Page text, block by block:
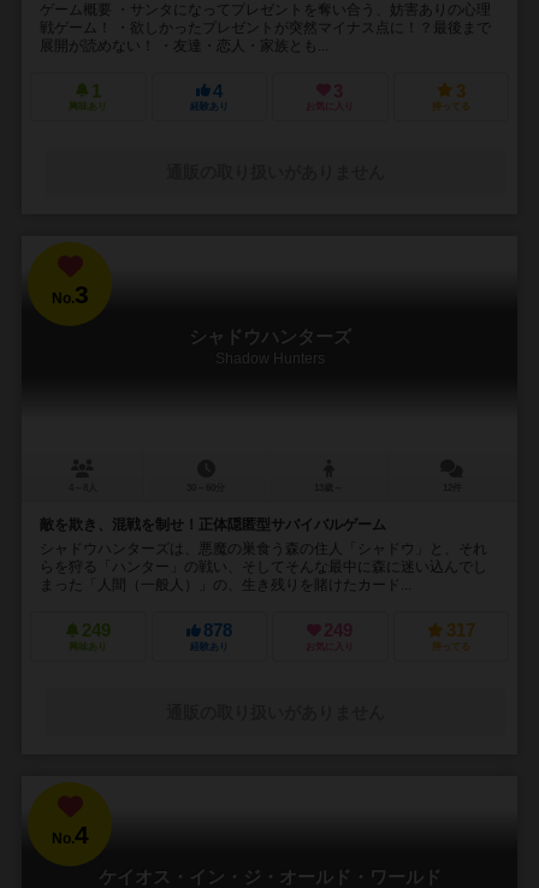
ゲーム概要 ・サンタになってプレゼントを奪い合う、妨害ありの心理
戦ゲーム！ ・欲しかったプレゼントが突然マイナス点に！？最後まで
展開が読めない！ ・友達・恋人・家族とも...
1
興味あり
4
経験あり
3
お気に入り
3
持ってる
No.3
シャドウハンターズ
Shadow Hunters
敵を欺き、混戦を制せ！正体隠匿型サバイバルゲーム
シャドウハンターズは、悪魔の巣食う森の住人「シャドウ」と、それ
らを狩る「ハンター」の戦い、そしてそんな最中に森に迷い込んでし
まった「人間（一般人）」の、生き残りを賭けたカード...
249
興味あり
878
経験あり
249
お気に入り
317
持ってる
No.4
ケイオス・イン・ジ・オールド・ワールド